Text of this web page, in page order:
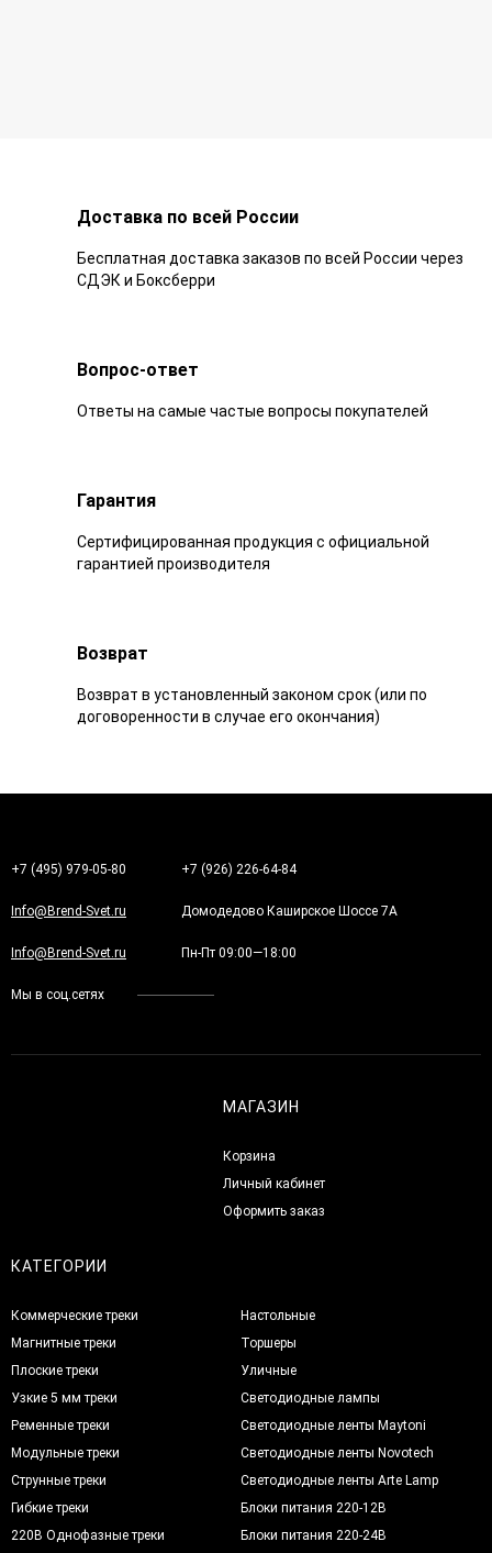
Доставка по всей России
Бесплатная доставка заказов по всей России через
СДЭК и Боксберри
Вопрос-ответ
Ответы на самые частые вопросы покупателей
Гарантия
Сертифицированная продукция с официальной
гарантией производителя
Возврат
Возврат в установленный законом срок (или по
договоренности в случае его окончания)
+7 (495) 979-05-80 +7 (926) 226-64-84
Info@Brend-Svet.ru Домодедово Каширское Шоссе 7А
Info@Brend-Svet.ru Пн-Пт 09:00—18:00
Мы в соц.сетях
МАГАЗИН
Корзина
Личный кабинет
Оформить заказ
КАТЕГОРИИ
Коммерческие треки
Магнитные треки
Плоские треки
Узкие 5 мм треки
Ременные треки
Модульные треки
Струнные треки
Гибкие треки
220В Однофазные треки
Настольные
Торшеры
Уличные
Светодиодные лампы
Светодиодные ленты Maytoni
Светодиодные ленты Novotech
Светодиодные ленты Arte Lamp
Блоки питания 220-12В
Блоки питания 220-24В